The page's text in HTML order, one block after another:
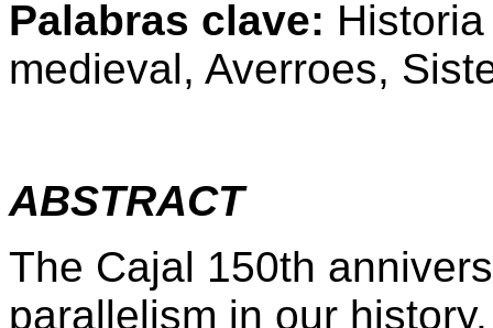
Palabras clave:
medieval, Averroes,
ABSTRACT
The Cajal 150th
parallelism in our